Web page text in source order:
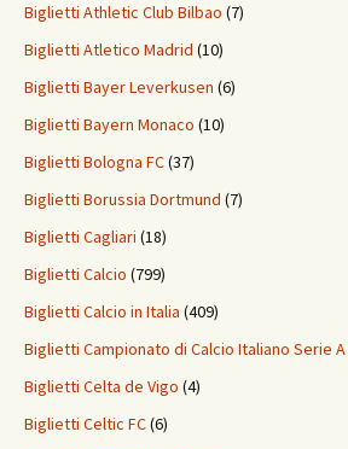
Biglietti Athletic Club Bilbao (7)
Biglietti Atletico Madrid (10)
Biglietti Bayer Leverkusen (6)
Biglietti Bayern Monaco (10)
Biglietti Bologna FC(37)
Biglietti Borussia Dortmund (7)
Biglietti Cagliari (18)
Biglietti Calcio (799)
Biglietti Calcio in Italia (409)
Biglietti Campionato di Calcio Italiano Serie A
Biglietti Celta de Vigo (4)
Biglietti Celtic FC(6)